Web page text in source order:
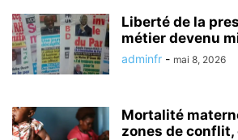
Liberté de la
métier devenu
adminfr - mai 8, 2026
Mortalité
zones de